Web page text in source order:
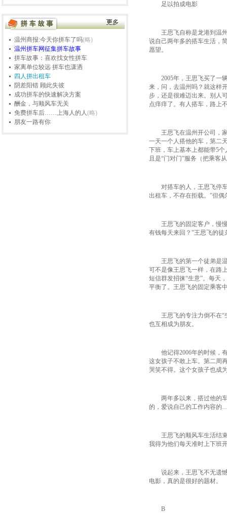
相近或顺路的情况下，几位乘客一
起搭车上路。
温州拼车网是我市首家业拼车网
站，免费提供上下班拼车、长途拼
车、游游拼车等各种拼车服务，您
只需注册成为我们的会员便可享受
一切服务！
本网站开发了一套非常先进的自动
拼车功能,您发布了之后系统会把您
快速列出有相同路线的拼车信息，
温州商报:今天你拼车了吗(略)
温州拼车网征集拼车故事
拼车故事：喜欢找女性拼车
家离单位较远 拼车也潇洒
四人拼出租车
阴差阳错 顾此失彼
成功拼车的快速解决方案
酬金，与顺风车无关
免费拼车后……上海人的人(略)
朋友一路有你
足以拍成电影
王思飞自称是龙港到温州
说自己两年多的搭车生活，
愿望。
2005年，王思飞买了一辆
来，问，去温州吗？就这样
步，还是很难迈出来。别人
点痒痒了。有人搭车，路上
王思飞在温州开公司，家
一天一个人搭他的车，第二
下班，车上基本上都能带5
且是“门对门”服务（把乘客
对搭车的人，王思飞停车
出租车，不存在拒载。”但
王思飞的固定客户，慢慢
有钱每天来回？”王思飞的徒
王思飞的第一个徒弟是温
可不是像王思飞一样，在路
短信群发招徕“生意”。每天
平衡了。王思飞的固定乘客
王思飞的专注力倒不在“生
也互相成为朋友。
他记得2006年的时候，有
这女孩子不敢上车。第二周
哭笑不得。这个女孩子也成
两年多以来，搭过他的车
的，爱说自己的工作内容的
王思飞的顺风车生活结束
我得为他们每天准时上下班
说起来，王思飞不无遗憾
电影，真的是很好的题材。
B